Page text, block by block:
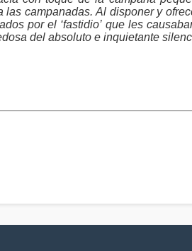
campanadas. Al disponer y
por el ‘fastidio’ que les
del absoluto e inquietante